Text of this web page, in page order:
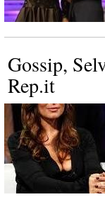
Gossip,
Rep.it